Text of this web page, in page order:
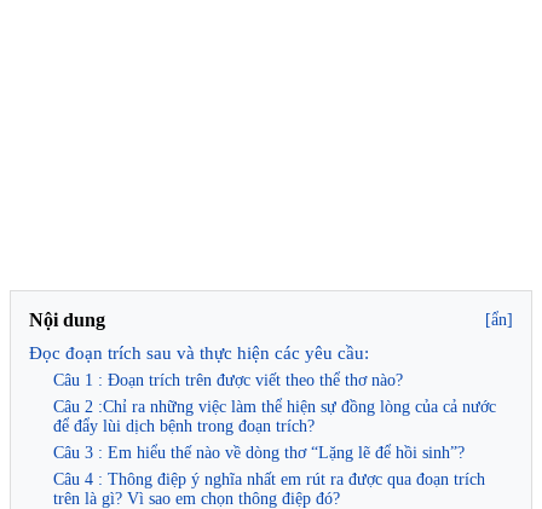
Nội dung [ẩn]
Đọc đoạn trích sau và thực hiện các yêu cầu:
Câu 1 : Đoạn trích trên được viết theo thể thơ nào?
Câu 2 :Chỉ ra những việc làm thể hiện sự đồng lòng của cả nước
để đẩy lùi dịch bệnh trong đoạn trích?
Câu 3 : Em hiểu thế nào về dòng thơ “Lặng lẽ để hồi sinh”?
Câu 4 : Thông điệp ý nghĩa nhất em rút ra được qua đoạn trích
trên là gì? Vì sao em chọn thông điệp đó?